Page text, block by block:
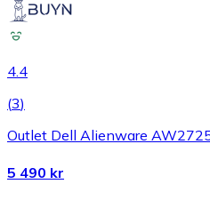
4.4
(3)
Outlet Dell Alienware
5 490 kr